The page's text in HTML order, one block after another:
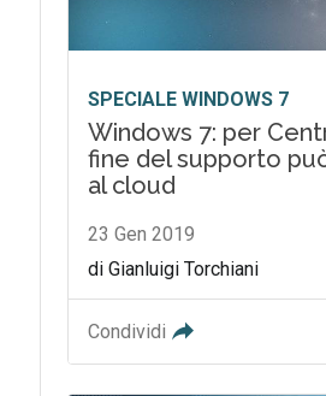
SPECIALE WINDOWS 7
Windows 7: per
fine del supporto
al cloud
23 Gen 2019
di Gianluigi Torchiani
Condividi